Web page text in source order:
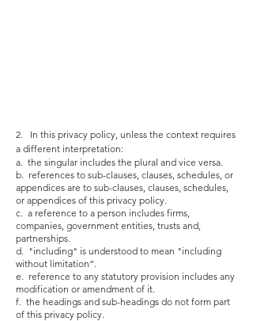
2. In this privacy policy, unless the context requires
a different interpretation:
a. the singular includes the plural and vice versa.
b. references to sub-clauses, clauses, schedules, or
appendices are to sub-clauses, clauses, schedules,
or appendices of this privacy policy.
c. a reference to a person includes firms,
companies, government entities, trusts and,
partnerships.
d. "including" is understood to mean "including
without limitation”.
e. reference to any statutory provision includes any
modification or amendment of it.
f. the headings and sub-headings do not form part
of this privacy policy.